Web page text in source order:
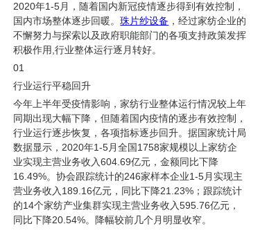
2020年1-5月，随着国内新冠疫情逐步得到有效控制，
国内市场整体逐步回暖。珠片纱设备 ，经过家纺企业的
不懈努力与探索以及政府职能部门的各项支持政策发挥
积极作用,行业整体运行逐月转好。
01
行业运行平稳回升
今年上半年受疫情影响，家纺行业整体运行情况较上年
同期出现大幅下降，但随着国内疫情的逐步有效控制，
行业运行逐步恢复，各项指标逐步回升。据国家统计局
数据显示，2020年1-5月全国1758家规模以上家纺企
业实现主营业务收入604.69亿元，金额同比下降
16.49%。协会跟踪统计的246家样本企业1-5月实现主
营业务收入189.16亿元，同比下降21.23%； 跟踪统计
的14个家纺产业集群实现主营业务收入595.76亿元，
同比下降20.54%。降幅较前几个月明显收窄。